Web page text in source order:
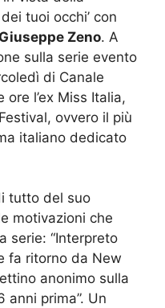
tuoi occhi’ con
Giuseppe Zeno. A
sulla serie evento
di Canale
l’ex Miss Italia,
ovvero il più
italiano dedicato
tutto del suo
motivazioni che
serie: “Interpreto
fa ritorno da New
anonimo sulla
anni prima”. Un